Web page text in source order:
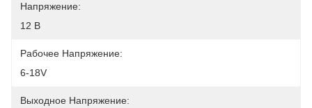
Напряжение:
12 В
Рабочее Напряжение:
6-18V
Выходное Напряжение: